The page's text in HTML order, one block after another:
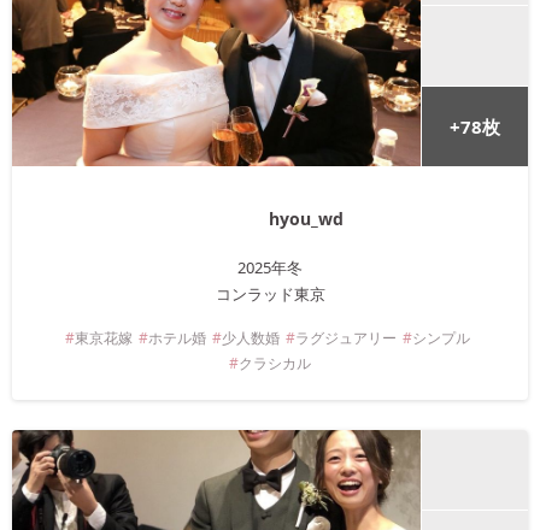
+78枚
hyou_wd
2025年冬
コンラッド東京
東京花嫁 ホテル婚 少人数婚 ラグジュアリー
シンプル
クラシカル